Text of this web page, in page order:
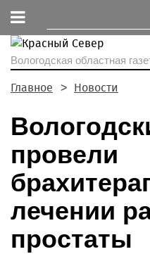
Вологодская областная
Главное Новости
провели
лечении
простаты